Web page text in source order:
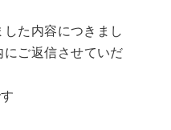
た内容につきまし
にご返信させていだ